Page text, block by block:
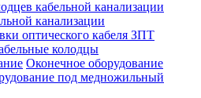
кабельной канализации
канализации
оптического кабеля ЗПТ
колодцы
Оконечное оборудование
под медножильный